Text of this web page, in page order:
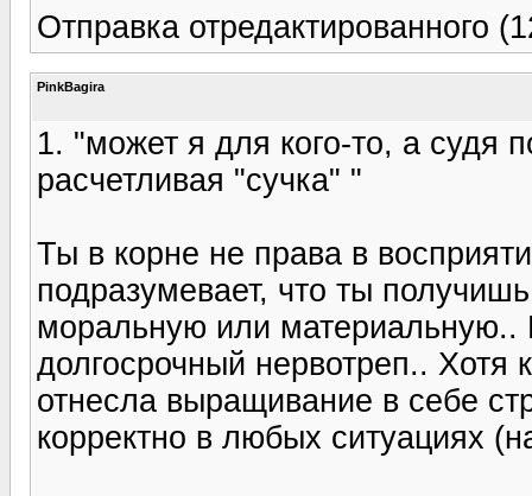
Отправка отредактированного
PinkBagira
1. "может я для кого-то, а судя
расчетливая "сучка" "
Ты в корне не права в
подразумевает, что ты
моральную или материальную..
долгосрочный нервотреп.. Хотя
отнесла выращивание в себе
корректно в любых ситуациях